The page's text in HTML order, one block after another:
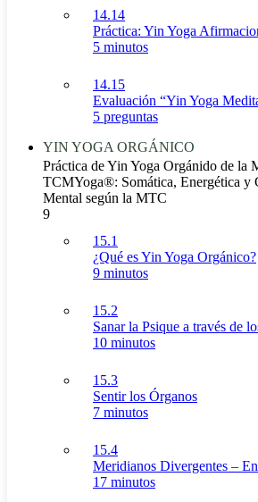
14.14
Práctica: Yin Yoga
5 minutos
14.15
Evaluación “Yin Yoga
5 preguntas
YIN YOGA ORGÁNICO
Práctica de Yin Yoga Orgánido de la
TCMYoga®: Somática, Energética y
Mental según la MTC
9
15.1
¿Qué es Yin Yoga Orgánico?
9 minutos
15.2
Sanar la Psique a través de
10 minutos
15.3
Sentir los Órganos
7 minutos
15.4
Meridianos Divergentes –
17 minutos